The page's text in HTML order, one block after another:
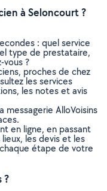
à Seloncourt ?
: quel service
type de prestataire,
vous ?
proches de chez
les services
les notes et avis
messagerie AlloVoisins
en ligne, en passant
les devis et les
étape de votre
?